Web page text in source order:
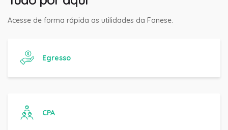
Acesse de forma rápida as utilidades da Fanese.
Egresso
CPA